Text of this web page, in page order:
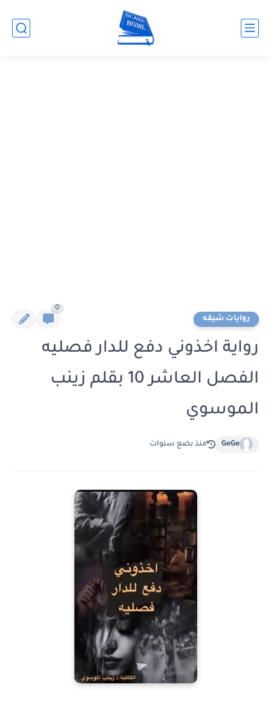
روايات شيقه
0
رواية اخذوني دفع للدار فصليه
الفصل العاشر 10 بقلم زينب
الموسوي
GeGe منذ بضع سنوات